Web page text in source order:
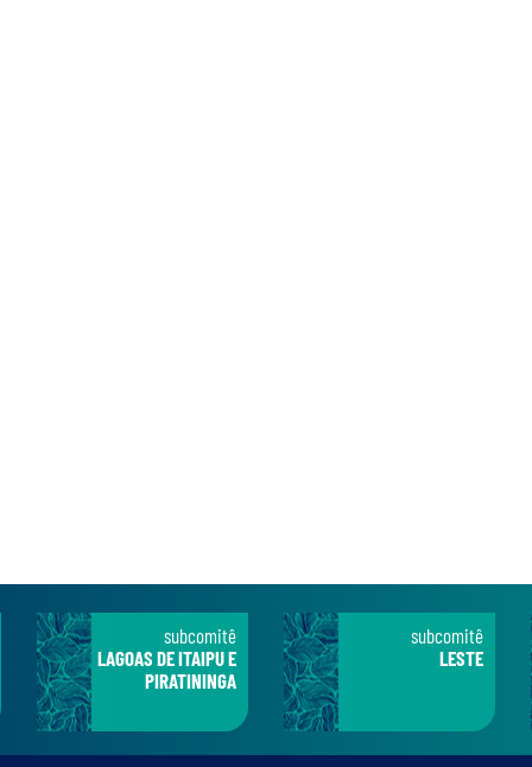
subcomitê
LAGOAS DE ITAIPU E
PIRATININGA
subcomitê
LESTE